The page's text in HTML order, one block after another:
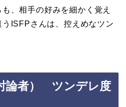
、相手の好みを細かく覚え
ISFPさんは、控えめなツン
論者） ツンデレ度